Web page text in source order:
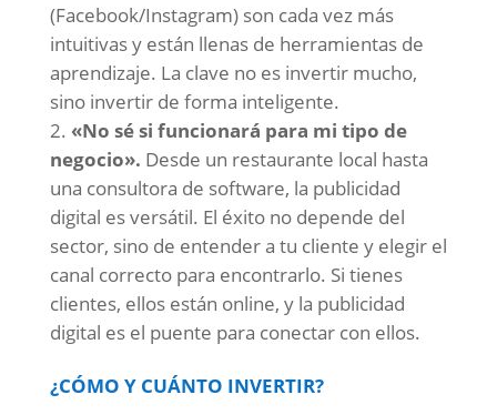
(Facebook/Instagram) son cada vez más
intuitivas y están llenas de herramientas de
aprendizaje. La clave no es invertir mucho,
sino invertir de forma inteligente.
«No sé si funcionará para mi tipo de
negocio». Desde un restaurante local hasta
una consultora de software, la publicidad
digital es versátil. El éxito no depende del
sector, sino de entender a tu cliente y elegir el
canal correcto para encontrarlo. Si tienes
clientes, ellos están online, y la publicidad
digital es el puente para conectar con ellos.
¿CÓMO Y CUÁNTO INVERTIR?